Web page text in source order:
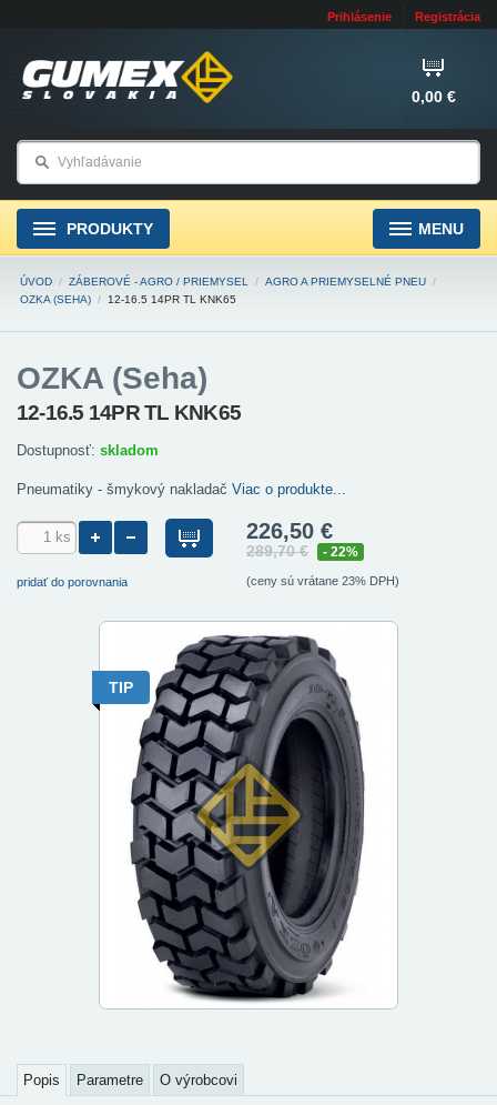
Prihlásenie Registrácia
0,00 €
PRODUKTY MENU
ÚVOD / ZÁBEROVÉ - AGRO / PRIEMYSEL / AGRO A PRIEMYSELNÉ PNEU /
OZKA (SEHA) / 12-16.5 14PR TL KNK65
OZKA (Seha)
12-16.5 14PR TL KNK65
Dostupnosť: skladom
Pneumatiky - šmykový nakladač Viac o produkte...
pridať do porovnania
226,50 €
289,70 € - 22%
(ceny sú vrátane 23% DPH)
TIP
Popis Parametre O výrobcovi